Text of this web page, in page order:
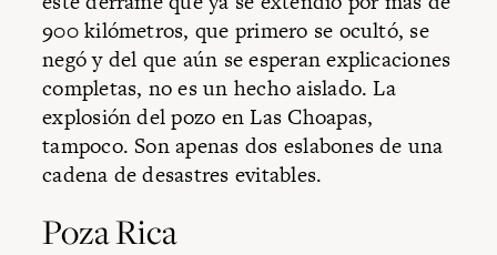
900 kilómetros, que primero se ocultó, se
negó y del que aún se esperan explicaciones
completas, no es un hecho aislado. La
explosión del pozo en Las Choapas,
tampoco. Son apenas dos eslabones de una
cadena de desastres evitables.
Poza Rica